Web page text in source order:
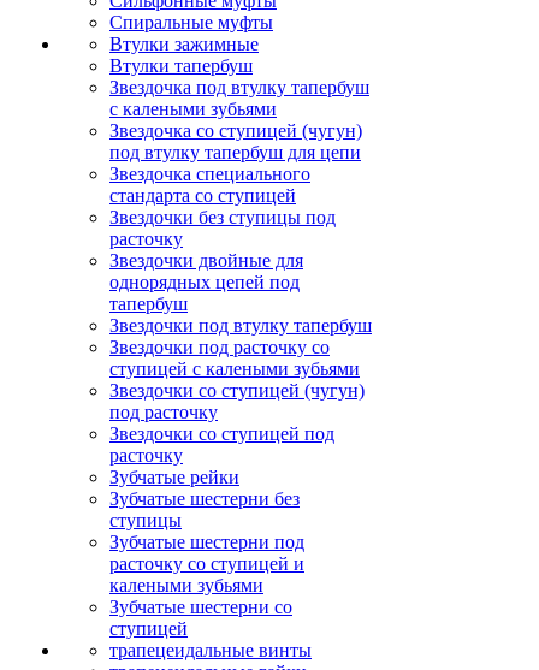
Спиральные муфты
Втулки зажимные
Втулки тапербуш
Звездочка под втулку тапербуш
c калеными зубьями
Звездочка со ступицей (чугун)
под втулку тапербуш для цепи
Звездочка специального
стандарта со ступицей
Звездочки без ступицы под
расточку
Звездочки двойные для
однорядных цепей под
тапербуш
Звездочки под втулку тапербуш
Звездочки под расточку со
ступицей с калеными зубьями
Звездочки со ступицей (чугун)
под расточку
Звездочки со ступицей под
расточку
Зубчатые рейки
Зубчатые шестерни без
ступицы
Зубчатые шестерни под
расточку со ступицей и
калеными зубьями
Зубчатые шестерни со
ступицей
трапецеидальные винты